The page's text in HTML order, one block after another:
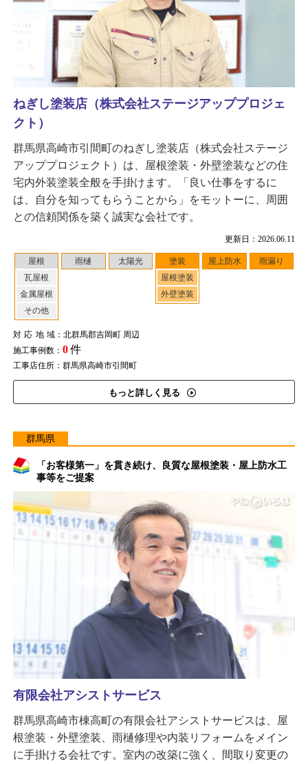
更新日：2026.06.11
屋根
瓦屋根
金属屋根
その他
雨樋 太陽光
塗装
屋根塗装
外壁塗装
屋上防水 雨漏り
対応地域：北群馬郡吉岡町 周辺
施工事例数： 0件
工事店住所：群馬県高崎市引間町
もっと詳しく見る
ねぎし塗装店（株式会社ステージアッププロジェ
クト）
群馬県高崎市引間町のねぎし塗装店（株式会社ステージ
アッププロジェクト）は、屋根塗装・外壁塗装などの住
宅内外装塗装全般を手掛けます。「良い仕事をするに
は、自分を知ってもらうことから」をモットーに、周囲
との信頼関係を築く誠実な会社です。
群馬県
「お客様第一」を貫き続け、良質な屋根塗装・屋上防水工
事等をご提案
有限会社アシストサービス
群馬県高崎市棟高町の有限会社アシストサービスは、屋
根塗装・外壁塗装、雨樋修理や内装リフォームをメイン
に手掛ける会社です。室内の改築に強く、間取り変更の